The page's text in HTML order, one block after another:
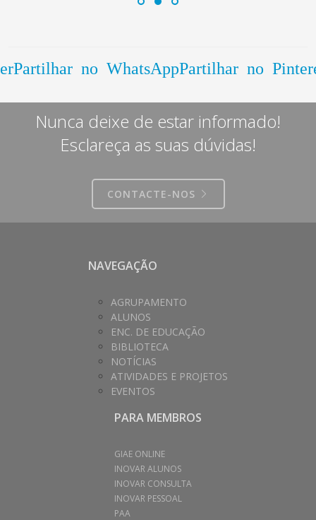
Partilhar no WhatsAppPartilhar no
Nunca deixe de estar informado!
Esclareça as suas dúvidas!
CONTACTE-NOS
NAVEGAÇÃO
AGRUPAMENTO
ALUNOS
ENC. DE EDUCAÇÃO
BIBLIOTECA
NOTÍCIAS
ATIVIDADES E PROJETOS
EVENTOS
PARA MEMBROS
GIAE ONLINE
INOVAR ALUNOS
INOVAR CONSULTA
INOVAR PESSOAL
PAA